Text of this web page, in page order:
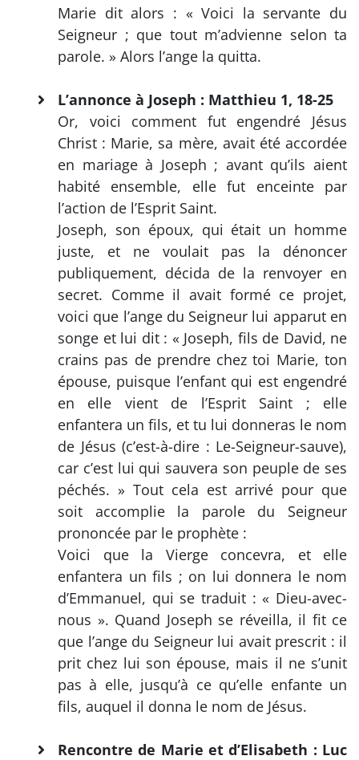
Marie dit alors : « Voici la servante du
Seigneur ; que tout m’advienne selon ta
parole. » Alors l’ange la quitta.
L’annonce à Joseph : Matthieu 1, 18-25
Or, voici comment fut engendré Jésus
Christ : Marie, sa mère, avait été accordée
en mariage à Joseph ; avant qu’ils aient
habité ensemble, elle fut enceinte par
l’action de l’Esprit Saint.
Joseph, son époux, qui était un homme
juste, et ne voulait pas la dénoncer
publiquement, décida de la renvoyer en
secret. Comme il avait formé ce projet,
voici que l’ange du Seigneur lui apparut en
songe et lui dit : « Joseph, fils de David, ne
crains pas de prendre chez toi Marie, ton
épouse, puisque l’enfant qui est engendré
en elle vient de l’Esprit Saint ; elle
enfantera un fils, et tu lui donneras le nom
de Jésus (c’est-à-dire : Le-Seigneur-sauve),
car c’est lui qui sauvera son peuple de ses
péchés. » Tout cela est arrivé pour que
soit accomplie la parole du Seigneur
prononcée par le prophète :
Voici que la Vierge concevra, et elle
enfantera un fils ; on lui donnera le nom
d’Emmanuel, qui se traduit : « Dieu-avec-
nous ». Quand Joseph se réveilla, il fit ce
que l’ange du Seigneur lui avait prescrit : il
prit chez lui son épouse, mais il ne s’unit
pas à elle, jusqu’à ce qu’elle enfante un
fils, auquel il donna le nom de Jésus.
Rencontre de Marie et d’Elisabeth : Luc